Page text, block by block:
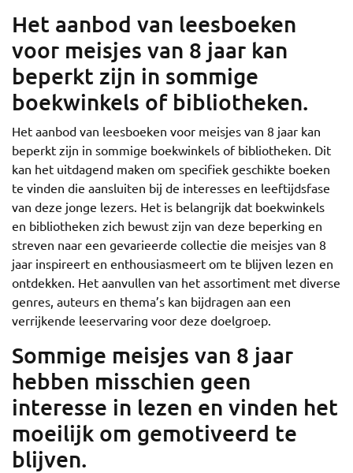
Het aanbod van leesboeken
voor meisjes van 8 jaar kan
beperkt zijn in sommige
boekwinkels of bibliotheken.
Het aanbod van leesboeken voor meisjes van 8 jaar kan
beperkt zijn in sommige boekwinkels of bibliotheken. Dit
kan het uitdagend maken om specifiek geschikte boeken
te vinden die aansluiten bij de interesses en leeftijdsfase
van deze jonge lezers. Het is belangrijk dat boekwinkels
en bibliotheken zich bewust zijn van deze beperking en
streven naar een gevarieerde collectie die meisjes van 8
jaar inspireert en enthousiasmeert om te blijven lezen en
ontdekken. Het aanvullen van het assortiment met diverse
genres, auteurs en thema’s kan bijdragen aan een
verrijkende leeservaring voor deze doelgroep.
Sommige meisjes van 8 jaar
hebben misschien geen
interesse in lezen en vinden het
moeilijk om gemotiveerd te
blijven.